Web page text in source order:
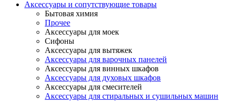
Аксессуары и сопутствующие товары
Бытовая химия
Прочее
Аксессуары для моек
Сифоны
Аксессуары для вытяжек
Аксессуары для варочных панелей
Аксессуары для винных шкафов
Аксессуары для духовых шкафов
Аксессуары для смесителей
Аксессуары для стиральных и сушильных машин